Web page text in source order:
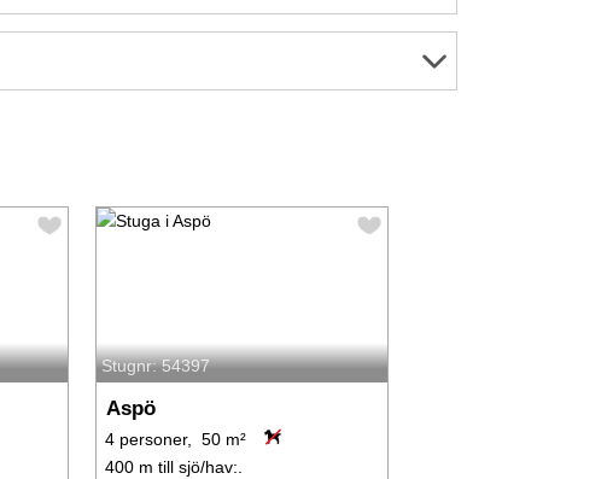
Stugnr: 54397
Aspö
4 personer, 50 m²
400 m till sjö/hav:.